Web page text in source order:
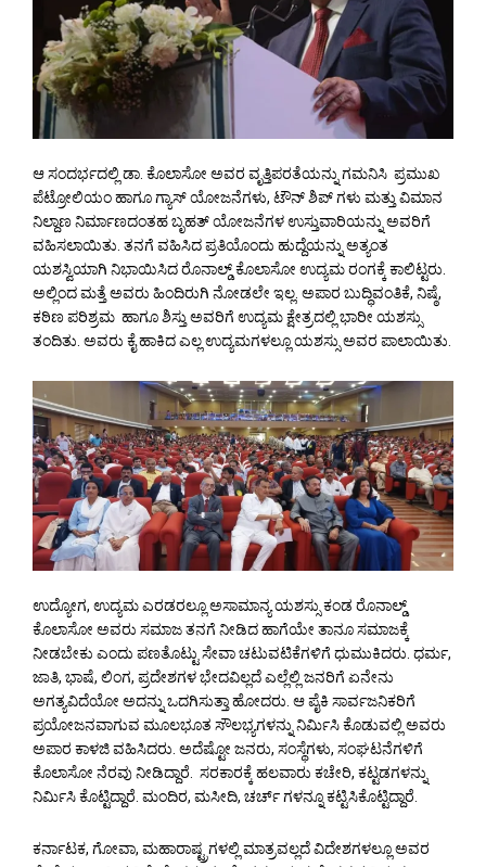
ಆ ಸಂದರ್ಭದಲ್ಲಿ ಡಾ. ಕೊಲಾಸೋ ಅವರ ವೃತ್ತಿಪರತೆಯನ್ನು ಗಮನಿಸಿ ಪ್ರಮುಖ
ಪೆಟ್ರೋಲಿಯಂ ಹಾಗೂ ಗ್ಯಾಸ್ ಯೋಜನೆಗಳು, ಟೌನ್ ಶಿಪ್ ಗಳು ಮತ್ತು ವಿಮಾನ
ನಿಲ್ದಾಣ ನಿರ್ಮಾಣದಂತಹ ಬೃಹತ್ ಯೋಜನೆಗಳ ಉಸ್ತುವಾರಿಯನ್ನು ಅವರಿಗೆ
ವಹಿಸಲಾಯಿತು. ತನಗೆ ವಹಿಸಿದ ಪ್ರತಿಯೊಂದು ಹುದ್ದೆಯನ್ನು ಅತ್ಯಂತ
ಯಶಸ್ವಿಯಾಗಿ ನಿಭಾಯಿಸಿದ ರೊನಾಲ್ಡ್ ಕೊಲಾಸೋ ಉದ್ಯಮ ರಂಗಕ್ಕೆ ಕಾಲಿಟ್ಟರು.
ಅಲ್ಲಿಂದ ಮತ್ತೆ ಅವರು ಹಿಂದಿರುಗಿ ನೋಡಲೇ ಇಲ್ಲ. ಅಪಾರ ಬುದ್ಧಿವಂತಿಕೆ, ನಿಷ್ಠೆ,
ಕಠಿಣ ಪರಿಶ್ರಮ ಹಾಗೂ ಶಿಸ್ತು ಅವರಿಗೆ ಉದ್ಯಮ ಕ್ಷೇತ್ರದಲ್ಲಿ ಭಾರೀ ಯಶಸ್ಸು
ತಂದಿತು. ಅವರು ಕೈ ಹಾಕಿದ ಎಲ್ಲ ಉದ್ಯಮಗಳಲ್ಲೂ ಯಶಸ್ಸು ಅವರ ಪಾಲಾಯಿತು.
ಉದ್ಯೋಗ, ಉದ್ಯಮ ಎರಡರಲ್ಲೂ ಅಸಾಮಾನ್ಯ ಯಶಸ್ಸು ಕಂಡ ರೊನಾಲ್ಡ್
ಕೊಲಾಸೋ ಅವರು ಸಮಾಜ ತನಗೆ ನೀಡಿದ ಹಾಗೆಯೇ ತಾನೂ ಸಮಾಜಕ್ಕೆ
ನೀಡಬೇಕು ಎಂದು ಪಣತೊಟ್ಟು ಸೇವಾ ಚಟುವಟಿಕೆಗಳಿಗೆ ಧುಮುಕಿದರು. ಧರ್ಮ,
ಜಾತಿ, ಭಾಷೆ, ಲಿಂಗ, ಪ್ರದೇಶಗಳ ಭೇದವಿಲ್ಲದೆ ಎಲ್ಲೆಲ್ಲಿ ಜನರಿಗೆ ಏನೇನು
ಅಗತ್ಯವಿದೆಯೋ ಅದನ್ನು ಒದಗಿಸುತ್ತಾ ಹೋದರು. ಆ ಪೈಕಿ ಸಾರ್ವಜನಿಕರಿಗೆ
ಪ್ರಯೋಜನವಾಗುವ ಮೂಲಭೂತ ಸೌಲಭ್ಯಗಳನ್ನು ನಿರ್ಮಿಸಿ ಕೊಡುವಲ್ಲಿ ಅವರು
ಅಪಾರ ಕಾಳಜಿ ವಹಿಸಿದರು. ಅದೆಷ್ಟೋ ಜನರು, ಸಂಸ್ಥೆಗಳು, ಸಂಘಟನೆಗಳಿಗೆ
ಕೊಲಾಸೋ ನೆರವು ನೀಡಿದ್ದಾರೆ. ಸರಕಾರಕ್ಕೆ ಹಲವಾರು ಕಚೇರಿ, ಕಟ್ಟಡಗಳನ್ನು
ನಿರ್ಮಿಸಿ ಕೊಟ್ಟಿದ್ದಾರೆ. ಮಂದಿರ, ಮಸೀದಿ, ಚರ್ಚ್ ಗಳನ್ನೂ ಕಟ್ಟಿಸಿಕೊಟ್ಟಿದ್ದಾರೆ.
ಕರ್ನಾಟಕ, ಗೋವಾ, ಮಹಾರಾಷ್ಟ್ರಗಳಲ್ಲಿ ಮಾತ್ರವಲ್ಲದೆ ವಿದೇಶಗಳಲ್ಲೂ ಅವರ